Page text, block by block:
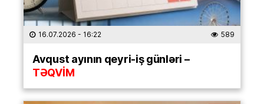
16.07.2026 - 16:22 589
Avqust ayının qeyri-iş günləri –
TƏQVİM